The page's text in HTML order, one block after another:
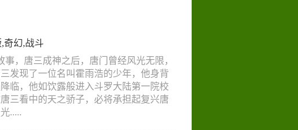
,奇幻,战斗
，唐三成神之后，唐门曾经风光无限，
发现了一位名叫霍雨浩的少年，他身背
临，他如饮露般进入斗罗大陆第一院校
三看中的天之骄子，必将承担起复兴唐
.....